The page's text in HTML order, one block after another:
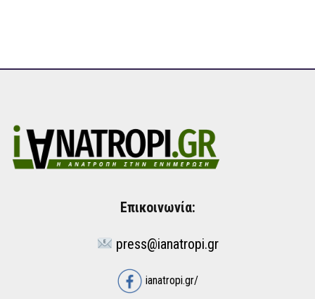
Επικοινωνία:
press@ianatropi.gr
ianatropi.gr/